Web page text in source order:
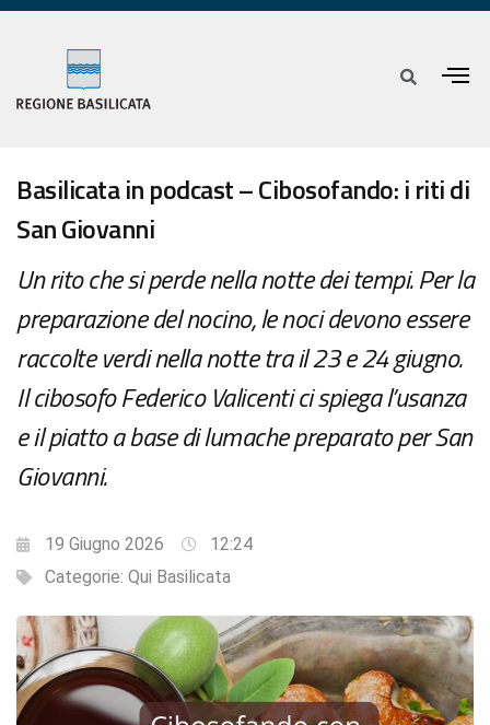
Basilicata in podcast – Cibosofando: i riti di
San Giovanni
Un rito che si perde nella notte dei tempi. Per la
preparazione del nocino, le noci devono essere
raccolte verdi nella notte tra il 23 e 24 giugno.
Il cibosofo Federico Valicenti ci spiega l’usanza
e il piatto a base di lumache preparato per San
Giovanni.
19 Giugno 2026
12:24
Categorie: Qui Basilicata